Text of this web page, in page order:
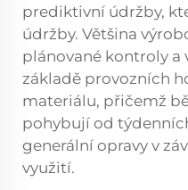
prediktivní údržby,
údržby. Většina
plánované kontroly
základě provozních
materiálu, přičemž
pohybují od
generální opravy v
využití.